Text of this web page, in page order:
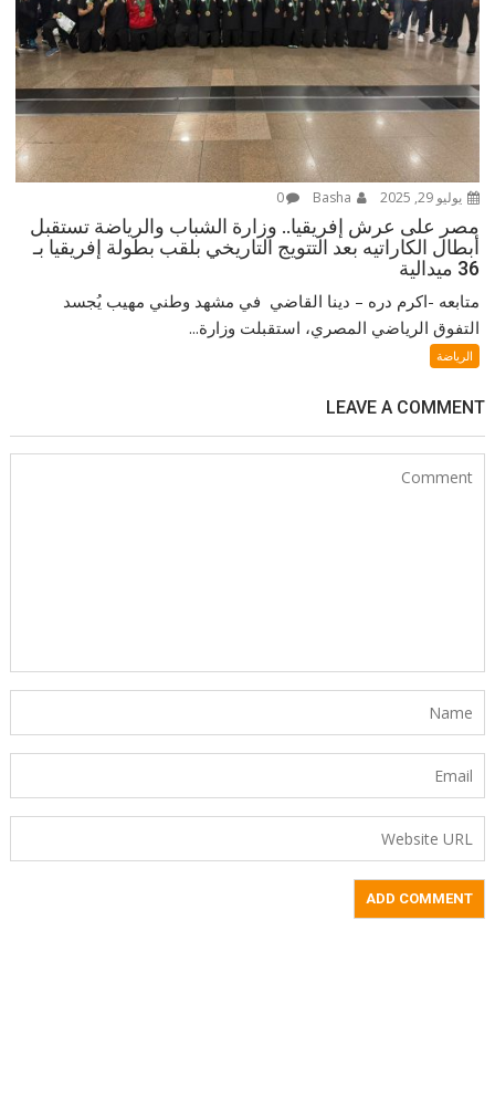
يوليو 29, 2025 0
مصر على عرش إفريقيا.. وزارة الشباب والرياضة تستقبل
أبطال الكاراتيه بعد التتويج التاريخي بلقب بطولة إفريقيا بـ
36 ميدالية
متابعه -اكرم دره – دينا القاضي في مشهد وطني مهيب يُجسد
التفوق الرياضي المصري، استقبلت وزارة...
الرياضة
LEAVE A COMMENT